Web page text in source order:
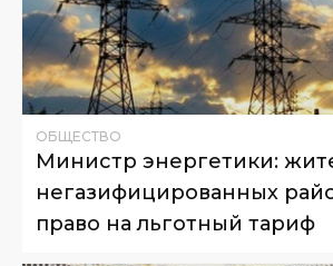
ОБЩЕСТВО
Министр энергетики:
негазифицированных
право на льготный тариф